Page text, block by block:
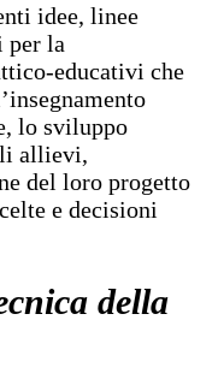
idee, linee
per la
educativi che
lo sviluppo
allievi,
del loro progetto
e decisioni
della